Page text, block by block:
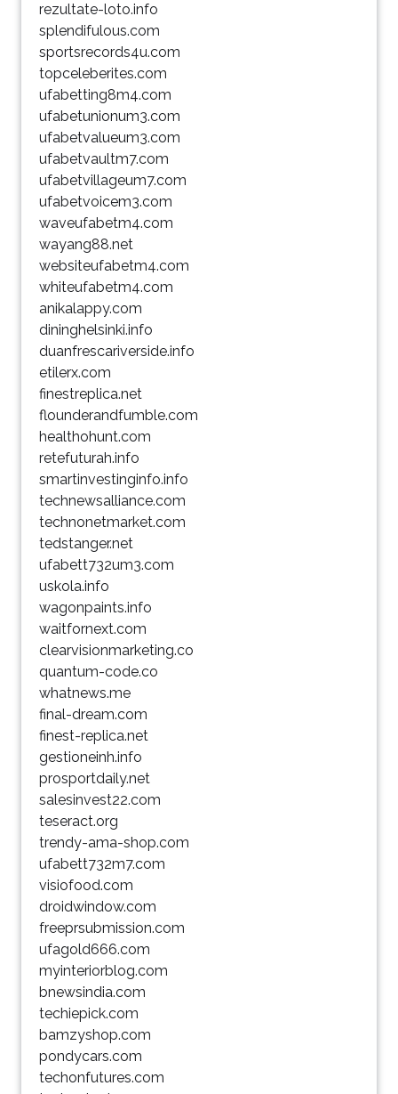
rezultate-loto.info
splendifulous.com
sportsrecords4u.com
topceleberites.com
ufabetting8m4.com
ufabetunionum3.com
ufabetvalueum3.com
ufabetvaultm7.com
ufabetvillageum7.com
ufabetvoicem3.com
waveufabetm4.com
wayang88.net
websiteufabetm4.com
whiteufabetm4.com
anikalappy.com
dininghelsinki.info
duanfrescariverside.info
etilerx.com
finestreplica.net
flounderandfumble.com
healthohunt.com
retefuturah.info
smartinvestinginfo.info
technewsalliance.com
technonetmarket.com
tedstanger.net
ufabett732um3.com
uskola.info
wagonpaints.info
waitfornext.com
clearvisionmarketing.co
quantum-code.co
whatnews.me
final-dream.com
finest-replica.net
gestioneinh.info
prosportdaily.net
salesinvest22.com
teseract.org
trendy-ama-shop.com
ufabett732m7.com
visiofood.com
droidwindow.com
freeprsubmission.com
ufagold666.com
myinteriorblog.com
bnewsindia.com
techiepick.com
bamzyshop.com
pondycars.com
techonfutures.com